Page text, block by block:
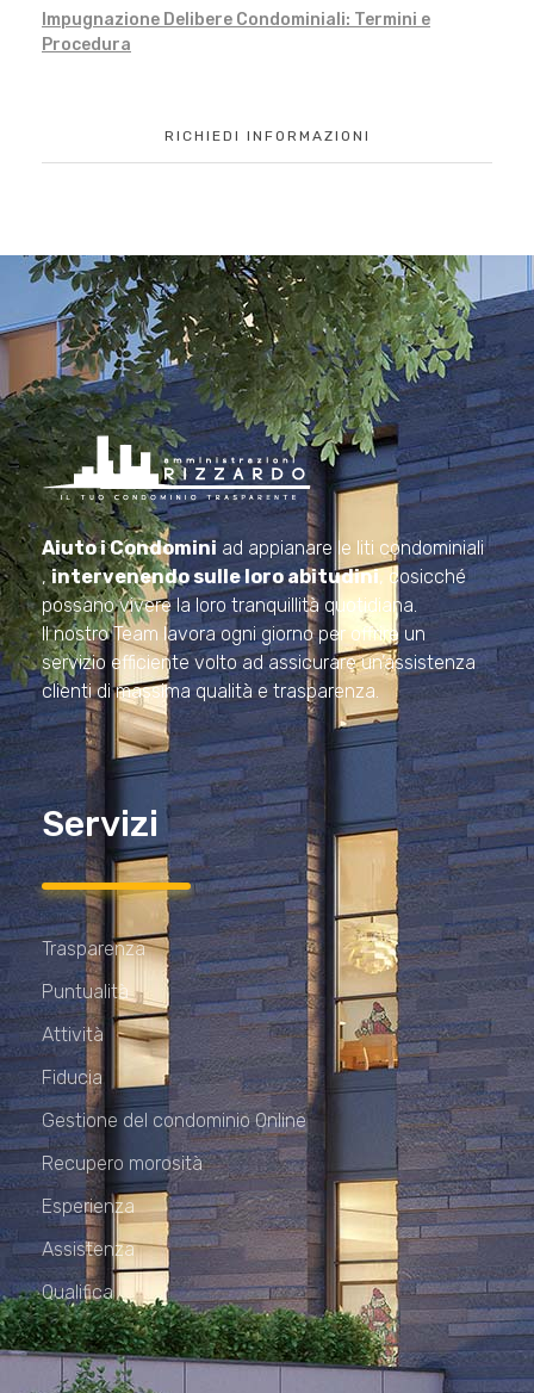
Impugnazione Delibere Condominiali: Termini e
Procedura
RICHIEDI INFORMAZIONI
Amministrazioni Rizzardo
Il tuo condominio trasparente
Aiuto i Condominiad appianare le liti condominiali
,intervenendo sulle loro abitudini, cosicché
possano vivere la loro tranquillità quotidiana.
Il nostro Team lavora ogni giorno per offrire un
servizio efficiente volto ad assicurare un’assistenza
clienti di massima qualità e trasparenza.
Servizi
Trasparenza
Puntualità
Attività
Fiducia
Gestione del condominio Online
Recupero morosità
Esperienza
Assistenza
Qualifica